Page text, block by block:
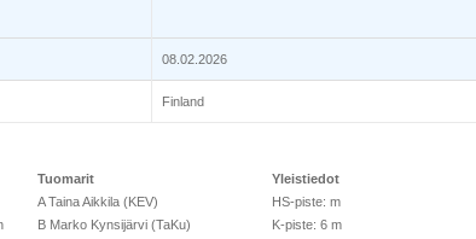
08.02.2026
Finland
Tuomarit
A Taina Aikkila (KEV)
B Marko Kynsijärvi (TaKu)
Yleistiedot
HS-piste: m
K-piste: 6 m